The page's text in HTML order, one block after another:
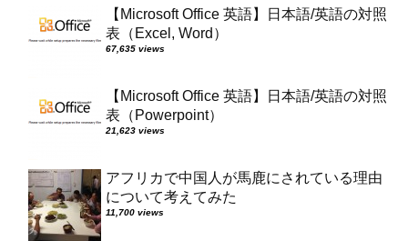
【Microsoft Office 英語】日本語/英語の対照
表（Excel, Word）
67,635 views
【Microsoft Office 英語】日本語/英語の対照
表（Powerpoint）
21,623 views
アフリカで中国人が馬鹿にされている理由
について考えてみた
11,700 views